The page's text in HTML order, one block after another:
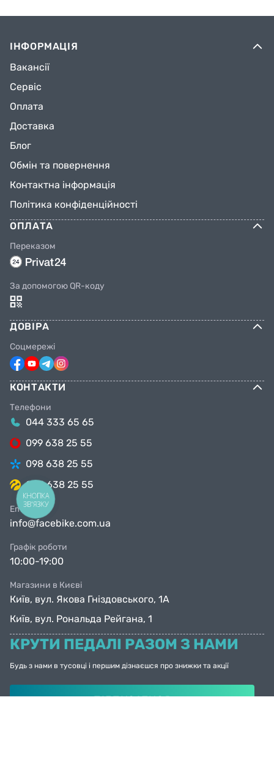
ІНФОРМАЦІЯ
Вакансії
Сервіс
Оплата
Доставка
Блог
Обмін та повернення
Контактна інформація
Політика конфіденційності
ОПЛАТА
Переказом
За допомогою QR-коду
ДОВІРА
Соцмережі
КОНТАКТИ
Телефони
044 333 65 65
099 638 25 55
098 638 25 55
063 638 25 55
Email
info@facebike.com.ua
Графік роботи
10:00-19:00
Магазини в Києві
Київ, вул. Якова Гніздовського, 1А
Київ, вул. Рональда Рейгана, 1
КРУТИ ПЕДАЛІ РАЗОМ З НАМИ
Будь з нами в тусовці і першим дізнаєшся про знижки та акції
ПІДПИСАТИСЯ
КНОПКА
ЗВ'ЯЗКУ